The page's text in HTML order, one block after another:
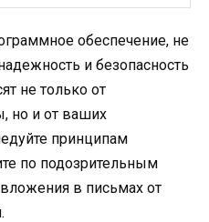
обеспечение, не
и безопасность
не только от
но и от ваших
принципам
по подозрительным
в письмах от